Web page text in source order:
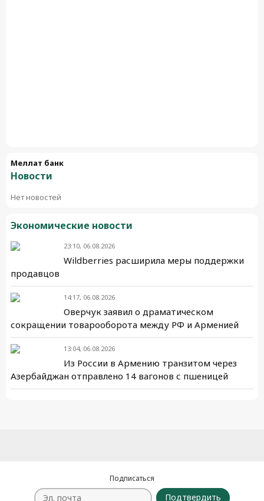
Меллат банк
Новости
Нет новостей
Экономические новости
23:10, 06.08.2026
Wildberries расширила меры поддержки
продавцов
14:17, 06.08.2026
Оверчук заявил о драматическом
сокращении товарооборота между РФ и Арменией
13:04, 06.08.2026
Из России в Армению транзитом через
Азербайджан отправлено 14 вагонов с пшеницей
Подписаться
Подтвердить